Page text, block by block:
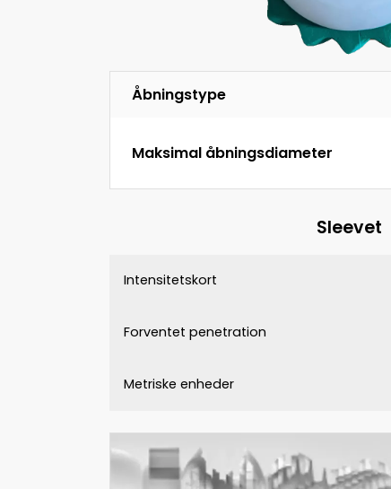
Åbningstype
Maksimal åbningsdiameter
Sleevet
Intensitetskort
Forventet penetration
Metriske enheder